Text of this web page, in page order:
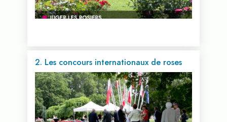
Voir cette vidéo...
2. Les concours internationaux de roses